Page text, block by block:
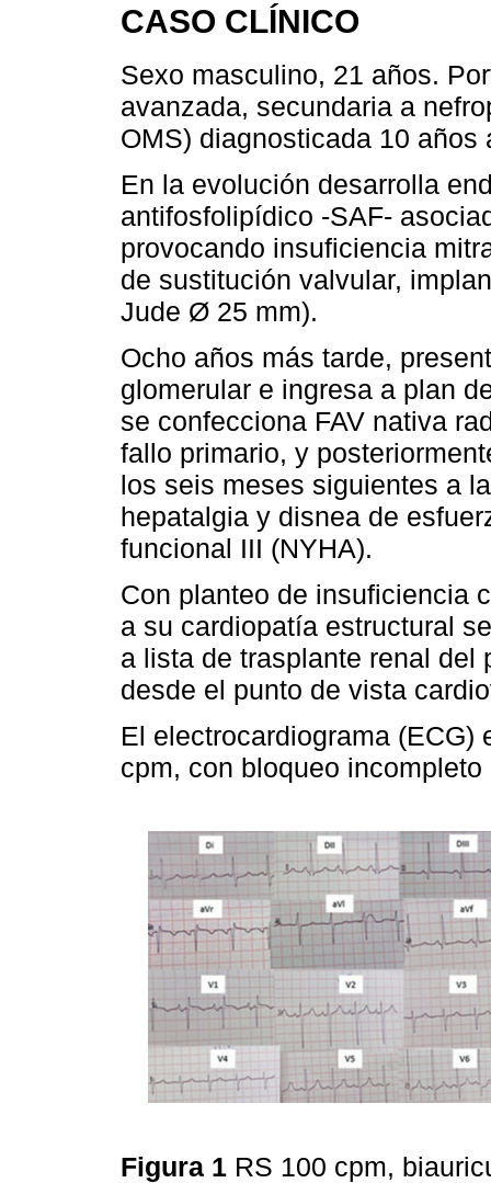
CASO CLÍNICO
Sexo masculino, 21 años.
avanzada, secundaria a
OMS) diagnosticada 10
En la evolución desarrolla
antifosfolipídico -SAF-
provocando insuficiencia
de sustitución valvular,
Jude Ø 25 mm).
Ocho años más tarde,
glomerular e ingresa a plan
se confecciona FAV nativa
fallo primario, y
los seis meses siguientes a
hepatalgia y disnea de
funcional III (NYHA).
Con planteo de insuficiencia
a su cardiopatía estructural
a lista de trasplante renal del
desde el punto de vista
El electrocardiograma
cpm, con bloqueo
Figura 1 RS 100 cpm,